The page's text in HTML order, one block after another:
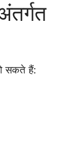
सकते हैं: